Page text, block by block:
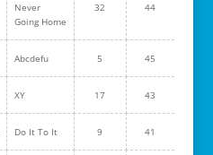
Never
Going Home
32 44
Abcdefu 5 45
XY 17 43
Do It To It 9 41